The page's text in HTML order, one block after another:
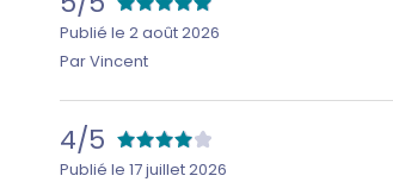
Publié le 2 août 2026
Par Vincent
4/5
Publié le 17 juillet 2026